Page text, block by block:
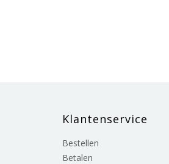
Klantenservice
Bestellen
Betalen